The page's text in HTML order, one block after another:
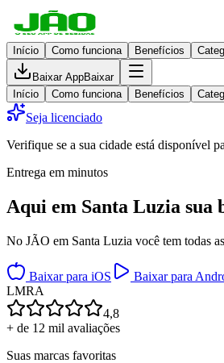
Início Como funciona Benefícios
Baixar AppBaixar
Início
Como funciona Benefícios
Seja licenciado
Verifique se a sua cidade está disponível
Entrega em minutos
Aqui em Santa Luzia sua
No JÃO em Santa Luzia você tem todas
Baixar para iOS
Baixar para
LMRA
4,8
+ de 12 mil avaliações
Suas marcas favoritas